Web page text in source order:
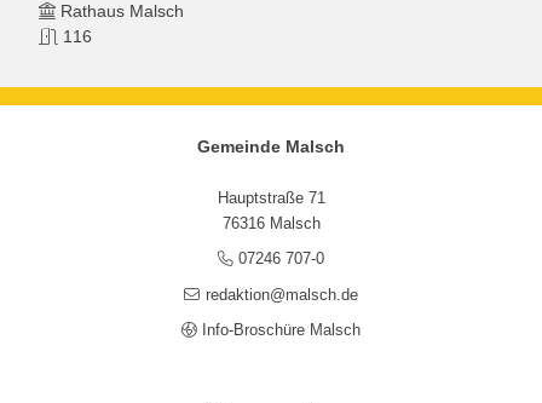
Rathaus Malsch
116
Gemeinde Malsch
Hauptstraße 71
76316 Malsch
07246 707-0
redaktion@malsch.de
Info-Broschüre Malsch